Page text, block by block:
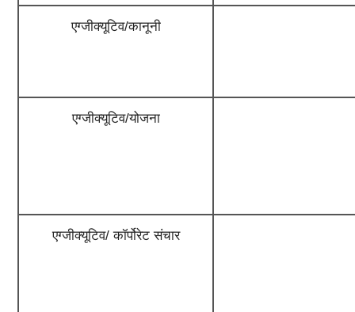
एग्जीक्यूटिव/कानूनी
एग्जीक्यूटिव/योजना
एग्जीक्यूटिव/ कॉर्पोरेट संचार